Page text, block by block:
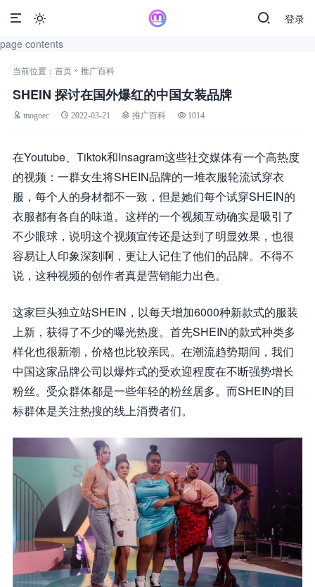
page contents
登录

当前位置： 首页 » 推广百科
SHEIN 探讨在国外爆红的中国女装品牌
mogoec 2022-03-21 推广百科 1014
在Youtube、Tiktok和Insagram这些社交媒体有一个高热度
的视频：一群女生将SHEIN品牌的一堆衣服轮流试穿衣
服，每个人的身材都不一致，但是她们每个试穿SHEIN的
衣服都有各自的味道。这样的一个视频互动确实是吸引了
不少眼球，说明这个视频宣传还是达到了明显效果，也很
容易让人印象深刻啊，更让人记住了他们的品牌。不得不
说，这种视频的创作者真是营销能力出色。
这家巨头独立站SHEIN，以每天增加6000种新款式的服装
上新，获得了不少的曝光热度。首先SHEIN的款式种类多
样化也很新潮，价格也比较亲民。在潮流趋势期间，我们
中国这家品牌公司以爆炸式的受欢迎程度在不断强势增长
粉丝。受众群体都是一些年轻的粉丝居多。而SHEIN的目
标群体是关注热搜的线上消费者们。